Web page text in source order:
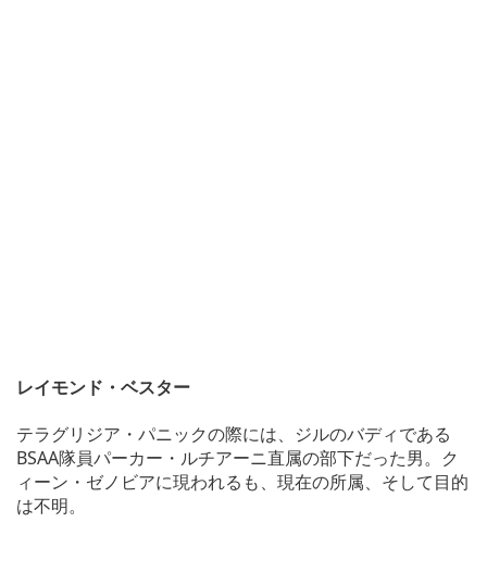
レイモンド・ベスター
テラグリジア・パニックの際には、ジルのバディである
BSAA隊員パーカー・ルチアーニ直属の部下だった男。ク
ィーン・ゼノビアに現われるも、現在の所属、そして目的
は不明。